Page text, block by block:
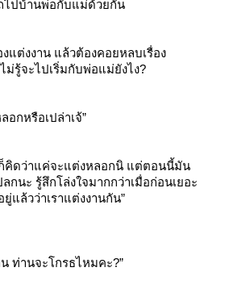
ปบ้านพ่อกับแม่ด้วยกัน
แต่งงาน แล้วต้องคอยหลบเรื่อง
รู้จะไปเริ่มกับพ่อแม่ยังไง?
กหรือเปล่าเจ้”
คิดว่าแค่จะแต่งหลอกนิ แต่ตอนนี้มัน
นะ รู้สึกโล่งใจมากกว่าเมื่อก่อนเยอะ
แล้วว่าเราแต่งงานกัน”
ท่านจะโกรธไหมคะ?”